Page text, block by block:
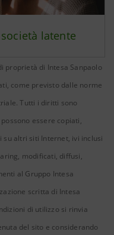
latente
proprietà di Intesa Sanpaolo
come previsto dalle norme
Tutti i diritti sono
essere copiati,
altri siti Internet, ivi inclusi
modificati, diffusi,
al Gruppo Intesa
scritta di Intesa
di utilizzo si rinvia
del sito e considerando